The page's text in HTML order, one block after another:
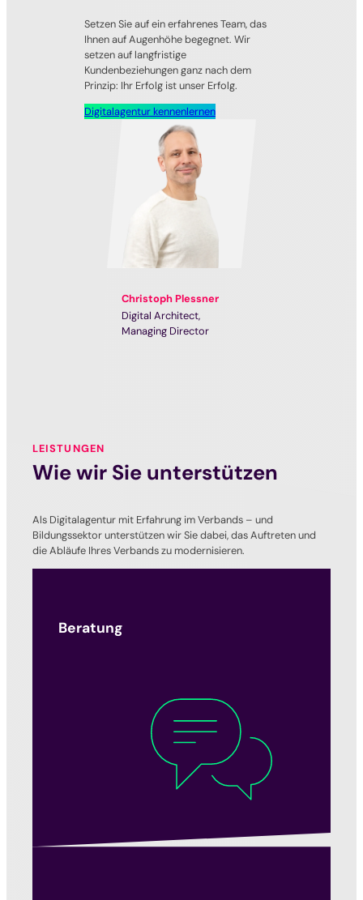
Setzen Sie auf ein erfahrenes Team, das
Ihnen auf Augenhöhe begegnet. Wir
setzen auf langfristige
Kundenbeziehungen ganz nach dem
Prinzip: Ihr Erfolg ist unser Erfolg.
Digitalagentur kennenlernen
Christoph Plessner
Digital Architect
Managing Director
LEISTUNGEN
Wie wir Sie unterstützen
Als Digitalagentur mit Erfahrung im Verbands – und
Bildungssektor unterstützen wir Sie dabei, das Auftreten und
die Abläufe Ihres Verbands zu modernisieren.
Beratung